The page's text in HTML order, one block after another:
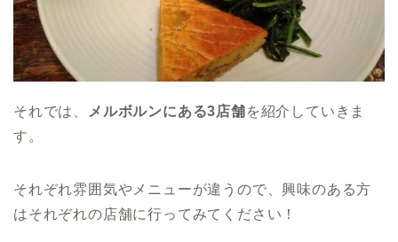
それでは、 メルボルンにある3店舗を紹介していきま
す。
それぞれ雰囲気やメニューが違うので、興味のある方
はそれぞれの店舗に行ってみてください！